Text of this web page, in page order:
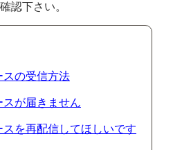
認下さい。
スの受信方法
スが届きません
スを再配信してほしいです